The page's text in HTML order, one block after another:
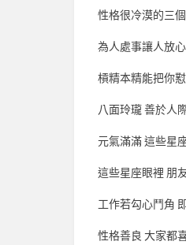
性格很冷漠的三
為人處事讓人放
槓精本精能把你
八面玲瓏 善於人
元氣滿滿 這些星
這些星座眼裡 朋
工作若勾心鬥角
性格善良 大家都